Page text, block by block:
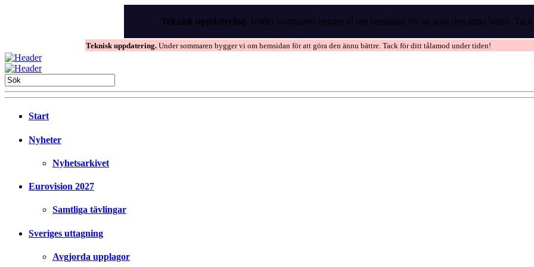
Teknisk uppdatering. Under sommaren bygger vi om hemsidan för att göra den ännu bättre.
Teknisk uppdatering. Under sommaren bygger vi om hemsidan för att göra den ännu bättre. Tack för ditt tålamod under tiden!
Start
Nyheter
Nyhetsarkivet
Eurovision 2027
Samtliga tävlingar
Sveriges uttagning
Avgjorda upplagor